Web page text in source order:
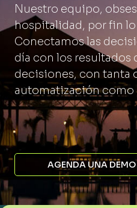
Nuestro equipo,
hospitalidad, por fin lo
Conectamos las
día con los resultados
decisiones, con tanta
automatización como
AGENDA UNA DEMO